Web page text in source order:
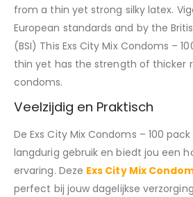
from a thin yet strong silky latex.
European standards and by the
(BSI) This Exs City Mix Condoms –
thin yet has the strength of thicker
condoms.
Veelzijdig en Praktisch
De Exs City Mix Condoms – 100
langdurig gebruik en biedt jou een
ervaring. Deze Exs City Mix
perfect bij jouw dagelijkse